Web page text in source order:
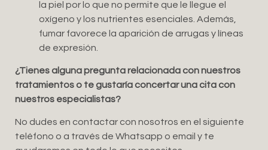
la piel por lo que no permite que le llegue el
oxígeno y los nutrientes esenciales. Además,
fumar favorece la aparición de arrugas y líneas
de expresión.
¿Tienes alguna pregunta relacionada con nuestros
tratamientos o te gustaría concertar una cita con
nuestros especialistas?
No dudes en contactar con nosotros en el siguiente
teléfono o a través de Whatsapp o email y te